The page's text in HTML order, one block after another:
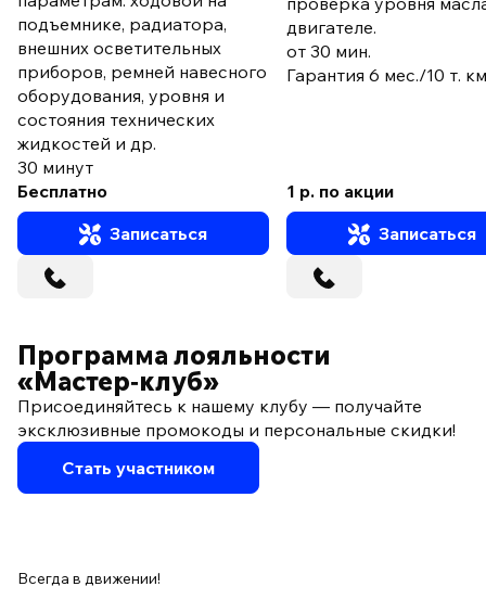
подъемнике, радиатора,
внешних осветительных
приборов, ремней навесного
оборудования, уровня и
состояния технических
жидкостей и др.
30 минут
Бесплатно
Записаться
двигателе.
от 30 мин.
Гарантия 6 мес./10 т.
1 р. по акции
Записаться
Программа лояльности
«Мастер‑клуб»
Присоединяйтесь к нашему клубу — получайте
эксклюзивные промокоды и персональные скидки!
Стать участником
Всегда в движении!